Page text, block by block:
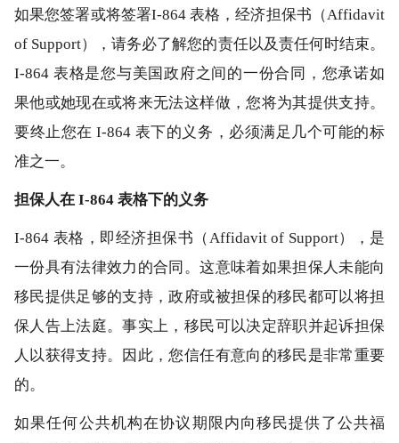
如果您签署或将签署I-864 表格，经济担保书（Affidavit
of Support），请务必了解您的责任以及责任何时结束。
I-864 表格是您与美国政府之间的一份合同，您承诺如
果他或她现在或将来无法这样做，您将为其提供支持。
要终止您在 I-864 表下的义务，必须满足几个可能的标
准之一。
担保人在 I-864 表格下的义务
I-864 表格，即经济担保书（Affidavit of Support），是
一份具有法律效力的合同。这意味着如果担保人未能向
移民提供足够的支持，政府或被担保的移民都可以将担
保人告上法庭。事实上，移民可以决定辞职并起诉担保
人以获得支持。因此，您信任有意向的移民是非常重要
的。
如果任何公共机构在协议期限内向移民提供了公共福